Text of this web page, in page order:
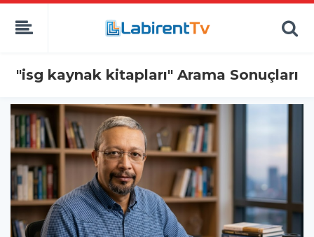
"isg kaynak kitapları" Arama Sonuçları